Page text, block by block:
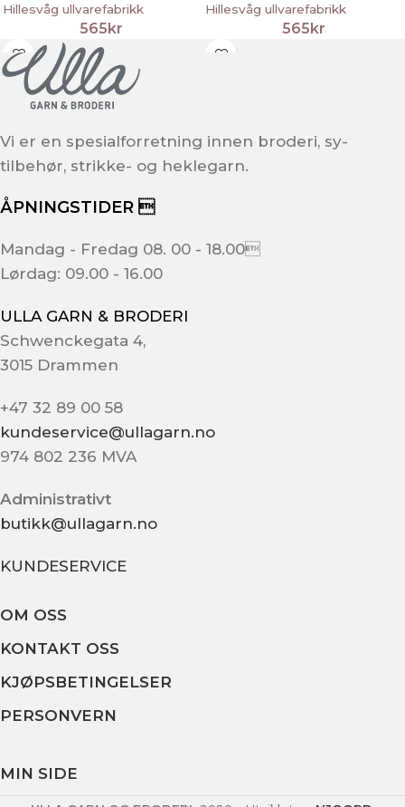
Hillesvåg ullvarefabrikk
565kr
Hillesvåg ullvarefabrikk
565kr
Vi er en spesialforretning innen broderi, sy-
tilbehør, strikke- og heklegarn.
ÅPNINGSTIDER 
Mandag - Fredag 08. 00 - 18.00
Lørdag: 09.00 - 16.00
ULLA GARN & BRODERI
Schwenckegata 4,
3015 Drammen
+47 32 89 00 58
kundeservice@ullagarn.no
974 802 236 MVA
Administrativt
butikk@ullagarn.no
KUNDESERVICE
OM OSS
KONTAKT OSS
KJØPSBETINGELSER
PERSONVERN
MIN SIDE